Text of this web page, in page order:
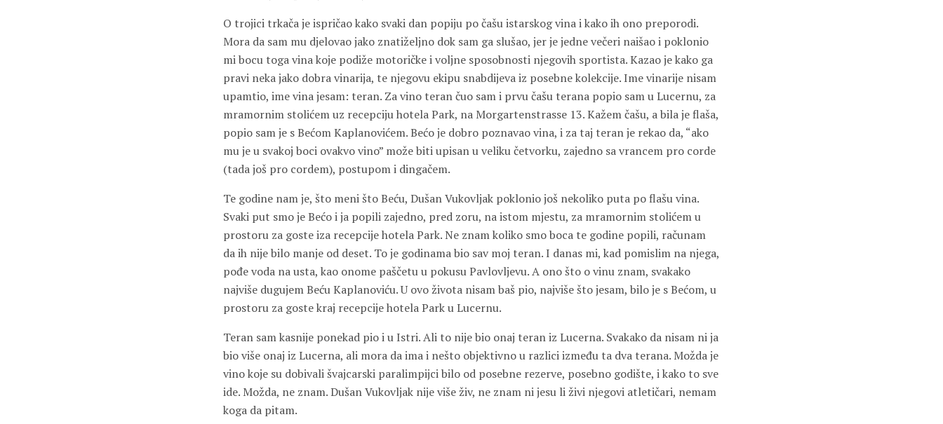
O trojici trkača je ispričao kako svaki dan popiju po čašu istarskog vina i kako ih ono preporodi.
Mora da sam mu djelovao jako znatiželjno dok sam ga slušao, jer je jedne večeri naišao i poklonio
mi bocu toga vina koje podiže motoričke i voljne sposobnosti njegovih sportista. Kazao je kako ga
pravi neka jako dobra vinarija, te njegovu ekipu snabdijeva iz posebne kolekcije. Ime vinarije nisam
upamtio, ime vina jesam: teran. Za vino teran čuo sam i prvu čašu terana popio sam u Lucernu, za
mramornim stolićem uz recepciju hotela Park, na Morgartenstrasse 13. Kažem čašu, a bila je flaša,
popio sam je s Bećom Kaplanovićem. Bećo je dobro poznavao vina, i za taj teran je rekao da, “ako
mu je u svakoj boci ovakvo vino” može biti upisan u veliku četvorku, zajedno sa vrancem pro corde
(tada još pro cordem), postupom i dingačem.
Te godine nam je, što meni što Beću, Dušan Vukovljak poklonio još nekoliko puta po flašu vina.
Svaki put smo je Bećo i ja popili zajedno, pred zoru, na istom mjestu, za mramornim stolićem u
prostoru za goste iza recepcije hotela Park. Ne znam koliko smo boca te godine popili, računam
da ih nije bilo manje od deset. To je godinama bio sav moj teran. I danas mi, kad pomislim na njega,
pođe voda na usta, kao onome paščetu u pokusu Pavlovljevu. A ono što o vinu znam, svakako
najviše dugujem Beću Kaplanoviću. U ovo života nisam baš pio, najviše što jesam, bilo je s Bećom, u
prostoru za goste kraj recepcije hotela Park u Lucernu.
Teran sam kasnije ponekad pio i u Istri. Ali to nije bio onaj teran iz Lucerna. Svakako da nisam ni ja
bio više onaj iz Lucerna, ali mora da ima i nešto objektivno u razlici između ta dva terana. Možda je
vino koje su dobivali švajcarski paralimpijci bilo od posebne rezerve, posebno godište, i kako to sve
ide. Možda, ne znam. Dušan Vukovljak nije više živ, ne znam ni jesu li živi njegovi atletičari, nemam
koga da pitam.